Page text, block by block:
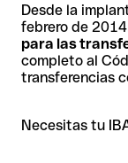
Desde la
febrero de
para las
completo al
transferencias
Necesitas tu